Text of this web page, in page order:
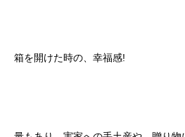
箱を開けた時の、幸福感!